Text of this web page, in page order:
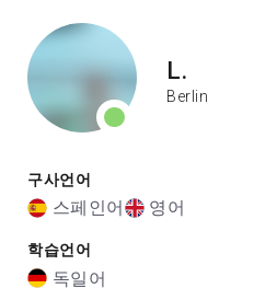
L.
Berlin
구사언어
스페인어 영어
학습언어
독일어